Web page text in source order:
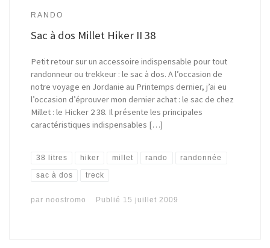
RANDO
Sac à dos Millet Hiker II 38
Petit retour sur un accessoire indispensable pour tout
randonneur ou trekkeur : le sac à dos. A l’occasion de
notre voyage en Jordanie au Printemps dernier, j’ai eu
l’occasion d’éprouver mon dernier achat : le sac de chez
Millet : le Hicker 2 38. Il présente les principales
caractéristiques indispensables […]
38 litres hiker millet rando randonnée
sac à dos treck
par noostromo Publié 15 juillet 2009